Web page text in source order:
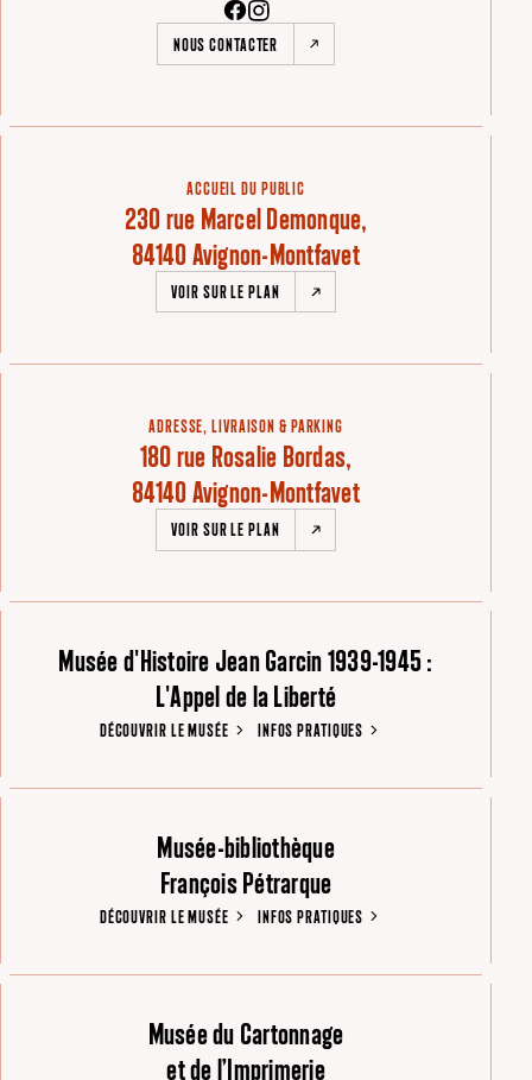
NOUS CONTACTER
ACCUEIL DU PUBLIC
230 rue Marcel Demonque,
84140 Avignon-Montfavet
VOIR SUR LE PLAN
ADRESSE, LIVRAISON & PARKING
180 rue Rosalie Bordas,
84140 Avignon-Montfavet
VOIR SUR LE PLAN
Musée d'Histoire Jean Garcin 1939-1945 :
L'Appel de la Liberté
DÉCOUVRIR LE MUSÉE INFOS PRATIQUES
Musée-bibliothèque
François Pétrarque
DÉCOUVRIR LE MUSÉE INFOS PRATIQUES
Musée du Cartonnage
et de l’Imprimerie